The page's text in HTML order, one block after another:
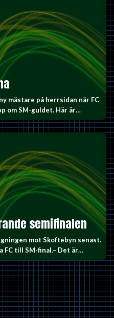
mästare på herrsidan när FC
om SM-guldet. Här är…
semifinalen
mot Skoftebyn senast.
FC till SM-final.– Det är…